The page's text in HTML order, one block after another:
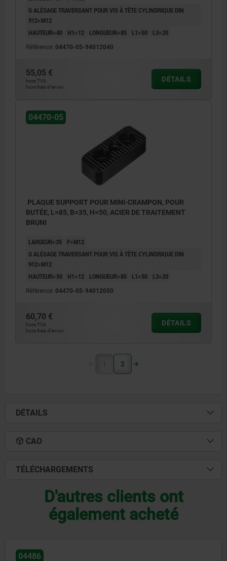
G ALÉSAGE TRAVERSANT POUR VIS À TÊTE CYLINDRIQUE DIN
912=M12
HAUTEUR=40
H1=12 LONGUEUR=85 L1=50 L3=20
Référence: 04470-05-94012040
55,05 €
hors TVA
hors frais d’envoi
DÉTAILS
04470-05
PLAQUE SUPPORT POUR MINI-CRAMPON, POUR
BUTÉE, L=85, B=35, H=50, ACIER DE TRAITEMENT
BRUNI
LARGEUR=35
F=M12
G ALÉSAGE TRAVERSANT POUR VIS À TÊTE CYLINDRIQUE DIN
912=M12
HAUTEUR=50
H1=12 LONGUEUR=85 L1=50 L3=20
Référence: 04470-05-94012050
60,70 €
hors TVA
hors frais d’envoi
DÉTAILS
1 2
DÉTAILS
CAO
TÉLÉCHARGEMENTS
D'autres clients ont
également acheté